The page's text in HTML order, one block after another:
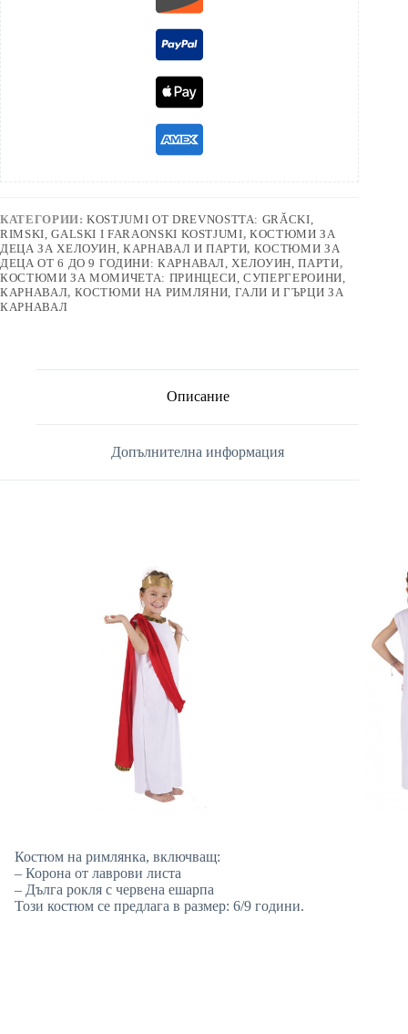
КАТЕГОРИИ:KOSTJUMI OT DREVNOSTTA: GRǍCKI,
RIMSKI, GALSKI I FARAONSKI KOSTJUMI,КОСТЮМИ ЗА
ДЕЦА ЗА ХЕЛОУИН, КАРНАВАЛ И ПАРТИ, КОСТЮМИ ЗА
ДЕЦА ОТ 6 ДО 9 ГОДИНИ: КАРНАВАЛ, ХЕЛОУИН, ПАРТИ,
КОСТЮМИ ЗА МОМИЧЕТА: ПРИНЦЕСИ, СУПЕРГЕРОИНИ,
КАРНАВАЛ, КОСТЮМИ НА РИМЛЯНИ, ГАЛИ И ГЪРЦИ ЗА
КАРНАВАЛ
Описание
Допълнителна информация
Костюм на римлянка, включващ:
– Корона от лаврови листа
– Дълга рокля с червена ешарпа
Този костюм се предлага в размер: 6/9 години.